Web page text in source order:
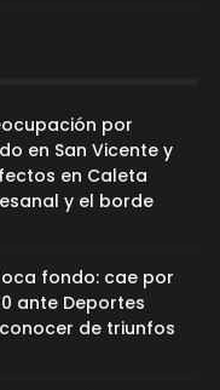
por
en San Vicente y
en Caleta
y el borde
fondo: cae por
ante Deportes
de triunfos